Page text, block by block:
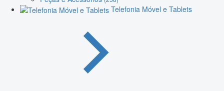
Telefonia Móvel e Tablets